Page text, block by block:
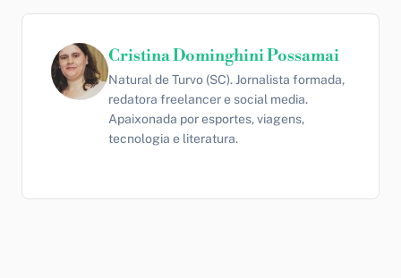
Cristina Dominghini Possamai
Natural de Turvo (SC). Jornalista formada,
redatora freelancer e social media.
Apaixonada por esportes, viagens,
tecnologia e literatura.